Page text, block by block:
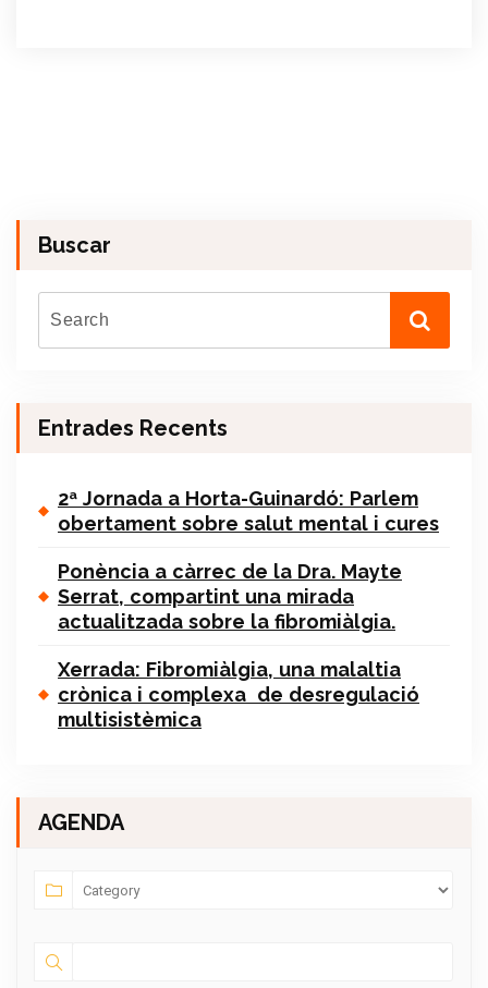
Buscar
Entrades Recents
2ª Jornada a Horta-Guinardó: Parlem
obertament sobre salut mental i cures
Ponència a càrrec de la Dra. Mayte
Serrat, compartint una mirada
actualitzada sobre la fibromiàlgia.
Xerrada: Fibromiàlgia, una malaltia
crònica i complexa de desregulació
multisistèmica
AGENDA